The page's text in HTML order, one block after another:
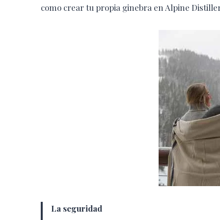
como crear tu propia ginebra en Alpine
La seguridad